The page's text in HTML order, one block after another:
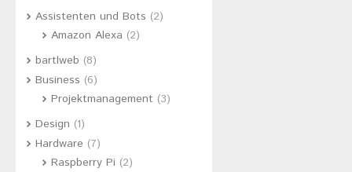
Assistenten und Bots (2)
Amazon Alexa (2)
bartlweb (8)
Business (6)
Projektmanagement (3)
Design (1)
Hardware (7)
Raspberry Pi (2)